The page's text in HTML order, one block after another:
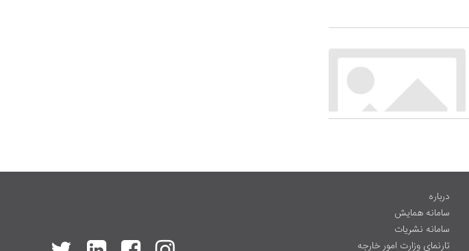
درباره
سامانه همایش
سامانه نشریات
تارنمای وزارت امور خارجه